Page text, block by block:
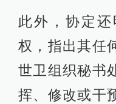
此外，协定
权，指出其任
世卫组织秘书
挥、修改或干